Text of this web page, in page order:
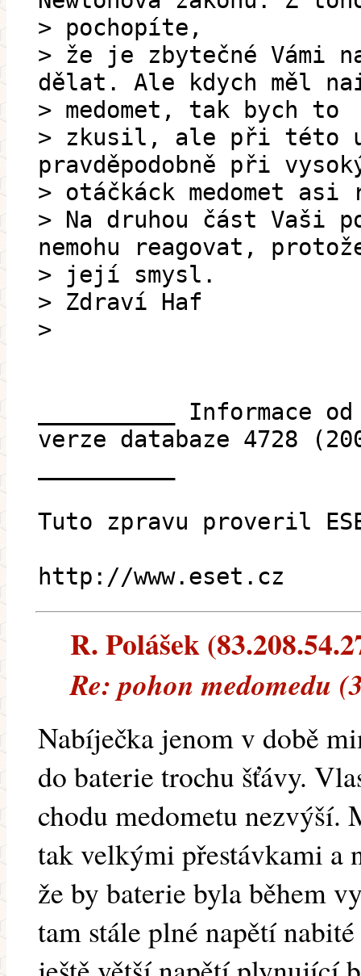
> pochopíte,
> že je zbytečné Vámi
dělat. Ale kdych měl
> medomet, tak bych to
> zkusil, ale při této
pravděpodobně při
> otáčkáck medomet asi
> Na druhou část Vaši
nemohu reagovat,
> její smysl.
> Zdraví Haf
>
__________ Informace
verze databaze 4728
Tuto zpravu proveril
http://www.eset.cz
R. Polášek
Re: pohon medomedu
Nabíječka jenom v době
do baterie trochu šťávy.
chodu medometu nezvýší.
tak velkými přestávkami a
že by baterie byla během
tam stále plné napětí